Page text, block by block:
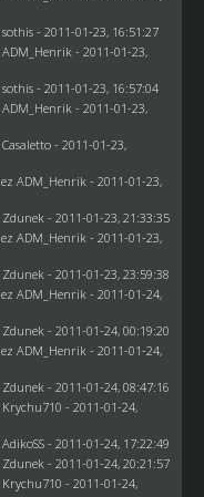
sothis- 2011-01-23, 16:51:27
ADM_Henrik - 2011-01-23,
sothis- 2011-01-23, 16:57:04
ADM_Henrik - 2011-01-23,
Casaletto- 2011-01-23,
ADM_Henrik - 2011-01-23,
Zdunek - 2011-01-23, 21:33:35
ADM_Henrik - 2011-01-23,
Zdunek - 2011-01-23, 23:59:38
ADM_Henrik - 2011-01-24,
Zdunek - 2011-01-24, 00:19:20
ADM_Henrik - 2011-01-24,
Zdunek - 2011-01-24, 08:47:16
Krychu710 - 2011-01-24,
- 2011-01-24, 17:22:49
Zdunek - 2011-01-24, 20:21:57
Krychu710 - 2011-01-24,